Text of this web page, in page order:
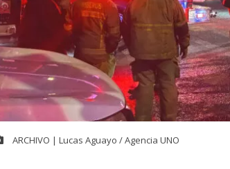
ARCHIVO | Lucas Aguayo / Agencia UNO